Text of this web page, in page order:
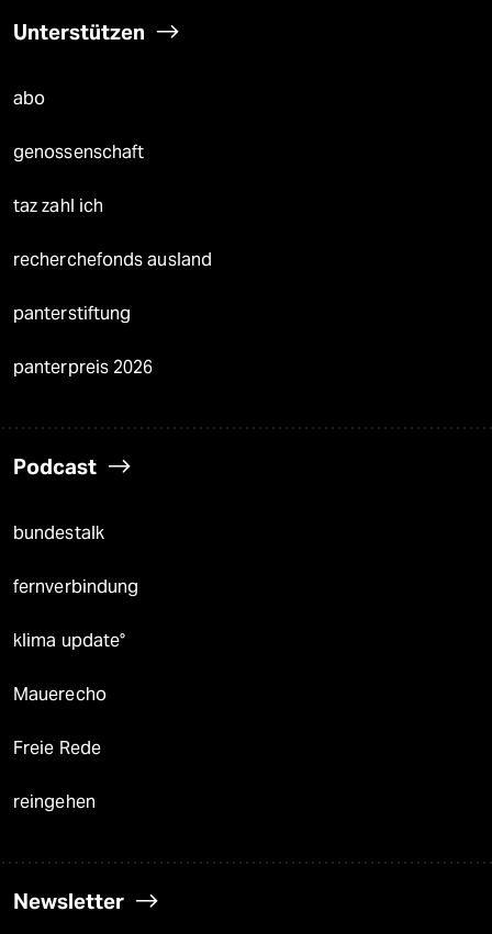
Unterstützen
abo
genossenschaft
taz zahl ich
recherchefonds ausland
panterstiftung
panterpreis 2026
Podcast
bundestalk
fernverbindung
klima update°
Mauerecho
Freie Rede
reingehen
Newsletter